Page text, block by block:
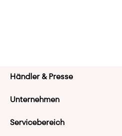
Händler & Presse
Unternehmen
Servicebereich